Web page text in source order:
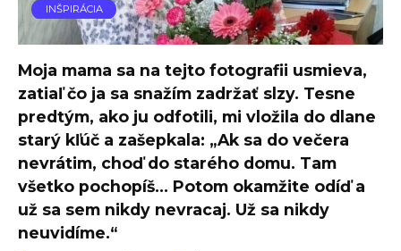
INŠPIRÁCIA
Moja mama sa na tejto fotografii usmieva,
zatiaľ čo ja sa snažím zadržať slzy. Tesne
predtým, ako ju odfotili, mi vložila do dlane
starý kľúč a zašepkala: „Ak sa do večera
nevrátim, choď do starého domu. Tam
všetko pochopíš… Potom okamžite odíď a
už sa sem nikdy nevracaj. Už sa nikdy
neuvidíme.“